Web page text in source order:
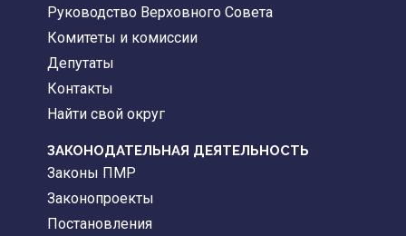
Руководство Верховного Совета
Комитеты и комиссии
Депутаты
Контакты
Найти свой округ
ЗАКОНОДАТЕЛЬНАЯ ДЕЯТЕЛЬНОСТЬ
Законы ПМР
Законопроекты
Постановления